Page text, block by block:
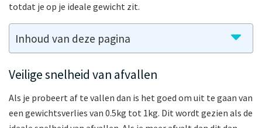
totdat je op je ideale gewicht zit.
Inhoud van deze pagina
Veilige snelheid van afvallen
Als je probeert af te vallen dan is het goed om uit te gaan van
een gewichtsverlies van 0.5kg tot 1kg. Dit wordt gezien als de